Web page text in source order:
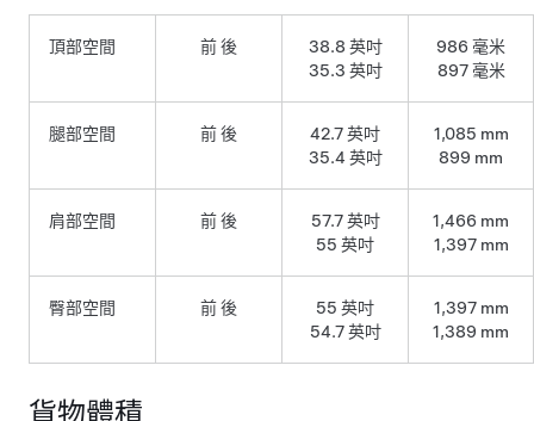
頂部空間 前 後
38.8 英吋
35.3 英吋
986 毫米
897 毫米
腿部空間 前 後
42.7 英吋
35.4 英吋
1,085 mm
899 mm
肩部空間 前 後
57.7 英吋
55 英吋
1,466 mm
1,397 mm
臀部空間 前 後
55 英吋
54.7 英吋
1,397 mm
1,389 mm
貨物體積